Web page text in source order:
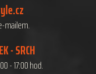
mailem.
- SRCH
- 17:00 hod.